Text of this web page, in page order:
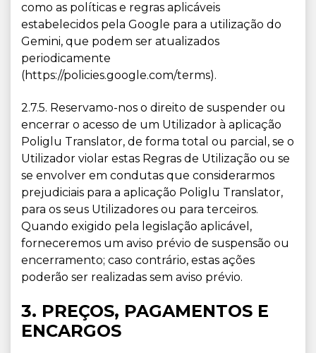
como as políticas e regras aplicáveis
estabelecidos pela Google para a utilização do
Gemini, que podem ser atualizados
periodicamente
(https://policies.google.com/terms).
2.7.5. Reservamo-nos o direito de suspender ou
encerrar o acesso de um Utilizador à aplicação
Poliglu Translator, de forma total ou parcial, se o
Utilizador violar estas Regras de Utilização ou se
se envolver em condutas que considerarmos
prejudiciais para a aplicação Poliglu Translator,
para os seus Utilizadores ou para terceiros.
Quando exigido pela legislação aplicável,
forneceremos um aviso prévio de suspensão ou
encerramento; caso contrário, estas ações
poderão ser realizadas sem aviso prévio.
3. PREÇOS, PAGAMENTOS E
ENCARGOS